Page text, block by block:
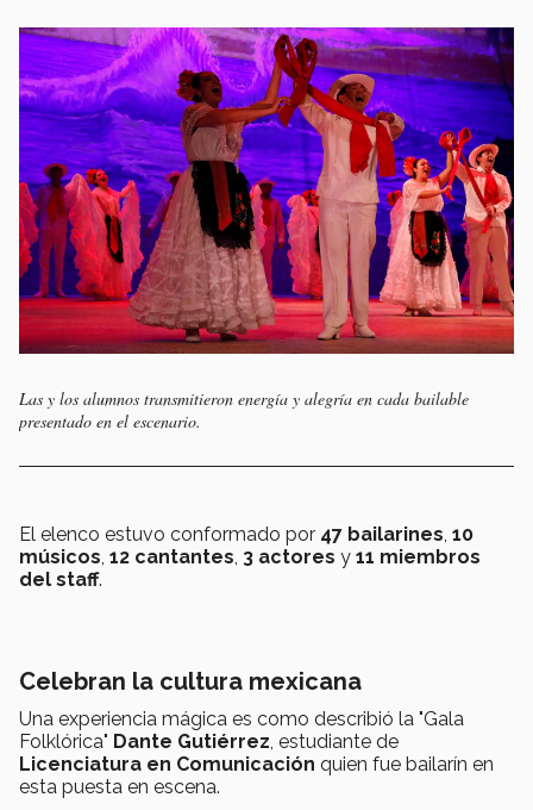
Las y los alumnos transmitieron energía y alegría en cada bailable
presentado en el escenario.
El elenco estuvo conformado por 47 bailarines 10
músicos 12 cantantes 3 actores y 11 miembros
del staff.
Celebran la cultura mexicana
Una experiencia mágica es como describió la "Gala
Folklórica" Dante Gutiérrez , estudiante de
Licenciatura en Comunicación quien fue bailarín en
esta puesta en escena.